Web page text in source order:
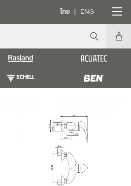
ไทย ENG